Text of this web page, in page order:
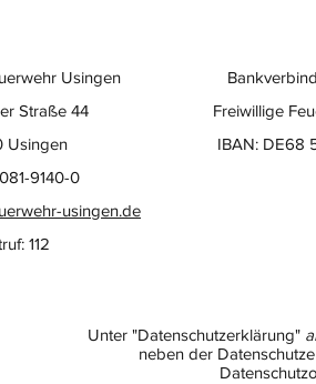
Freiwillige
IBAN: DE68
Usingen
Straße 44
Usingen
9140-0
usingen.de
112
Unter "Datenschutzerklärung"
neben der